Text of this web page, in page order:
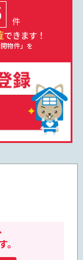
件
できます！
物件」を